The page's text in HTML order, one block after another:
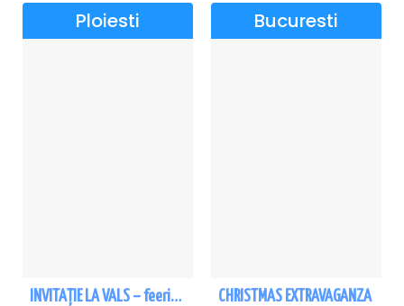
Ploiesti
INVITAȚIE LA VALS – feerie de bal în paşi de dans - Ploiesti
Bucuresti
CHRISTMAS EXTRAVAGANZA